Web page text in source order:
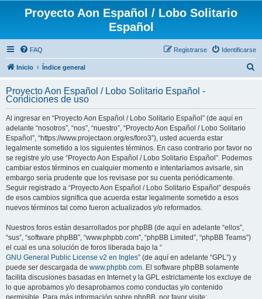
Proyecto Aon Español / Lobo Solitario
Español
FAQ Identificarse
Registrarse
Inicio Índice general
c
Proyecto Aon Español / Lobo Solitario Español -
Condiciones de uso
Al ingresar en “Proyecto Aon Español / Lobo Solitario Español” (de aquí en
adelante “nosotros”, “nos”, “nuestro”, “Proyecto Aon Español / Lobo Solitario
Español”, “https://www.projectaon.org/es/foro3”), usted acuerda estar
legalmente sometido a los siguientes términos. En caso contrario por favor no
se registre y/o use “Proyecto Aon Español / Lobo Solitario Español”. Podemos
cambiar estos términos en cualquier momento e intentaríamos avisarle, sin
embargo sería prudente que los revisase por su cuenta periódicamente.
Seguir registrado a “Proyecto Aon Español / Lobo Solitario Español” después
de esos cambios significa que acuerda estar legalmente sometido a esos
nuevos términos tal como fueron actualizados y/o reformados.
Nuestros foros están desarrollados por phpBB (de aquí en adelante “ellos”,
“sus”, “software phpBB”, “www.phpbb.com”, “phpBB Limited”, “phpBB Teams”)
el cual es una solución de foros liberada bajo la “
GNU General Public License v2 en Ingles” (de aquí en adelante “GPL”) y
puede ser descargada de www.phpbb.com. El software phpBB solamente
facilita discusiones basadas en Internet y la GPL estrictamente los excluye de
lo que aprobamos y/o desaprobamos como conductas y/o contenido
permisible. Para más información sobre phpBB, por favor visite: